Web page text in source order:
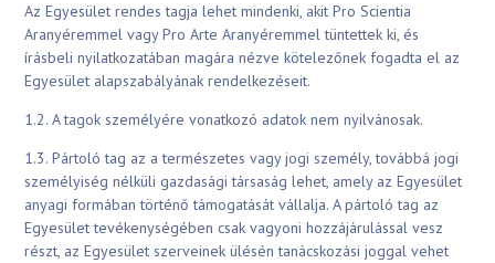
Az Egyesület rendes tagja lehet mindenki, akit Pro Scientia
Aranyéremmel vagy Pro Arte Aranyéremmel tüntettek ki, és
írásbeli nyilatkozatában magára nézve kötelezőnek fogadta el az
Egyesület alapszabályának rendelkezéseit.
1.2. A tagok személyére vonatkozó adatok nem nyilvánosak.
1.3. Pártoló tag az a természetes vagy jogi személy, továbbá jogi
személyiség nélküli gazdasági társaság lehet, amely az Egyesület
anyagi formában történő támogatását vállalja. A pártoló tag az
Egyesület tevékenységében csak vagyoni hozzájárulással vesz
részt, az Egyesület szerveinek ülésén tanácskozási joggal vehet